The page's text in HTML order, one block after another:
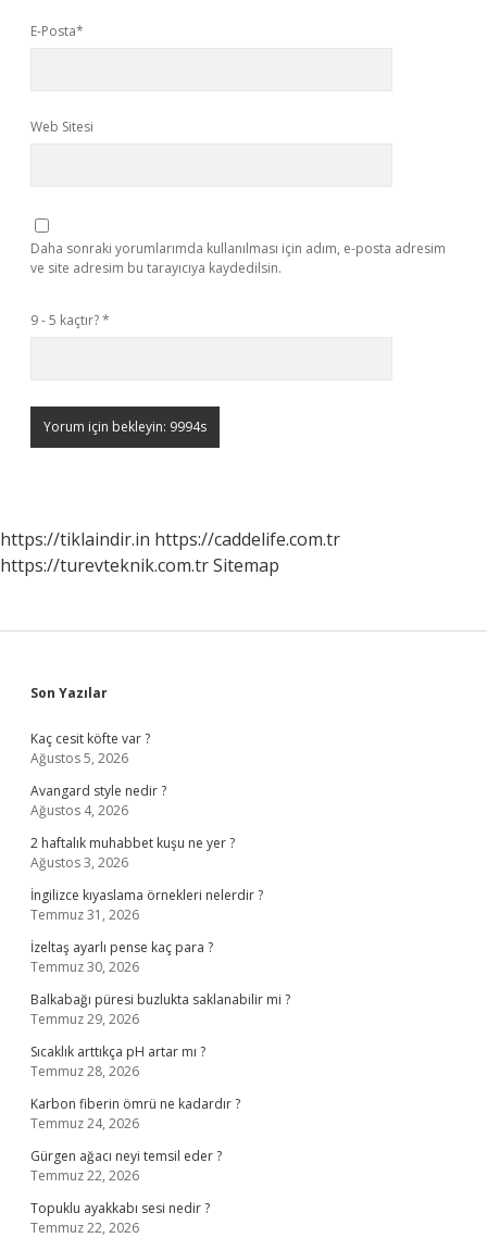
E-Posta*
Web Sitesi
Daha sonraki yorumlarımda kullanılması için adım, e-posta adresim
ve site adresim bu tarayıcıya kaydedilsin.
9 - 5 kaçtır?*
https://tiklaindir.in https://caddelife.com.tr
https://turevteknik.com.trSitemap
Sidebar
Son Yazılar
Kaç cesit köfte var ?
Ağustos 5, 2026
Avangard style nedir ?
Ağustos 4, 2026
2 haftalık muhabbet kuşu ne yer ?
Ağustos 3, 2026
İngilizce kıyaslama örnekleri nelerdir ?
Temmuz 31, 2026
İzeltaş ayarlı pense kaç para ?
Temmuz 30, 2026
Balkabağı püresi buzlukta saklanabilir mi ?
Temmuz 29, 2026
Sıcaklık arttıkça pH artar mı ?
Temmuz 28, 2026
Karbon fiberin ömrü ne kadardır ?
Temmuz 24, 2026
Gürgen ağacı neyi temsil eder ?
Temmuz 22, 2026
Topuklu ayakkabı sesi nedir ?
Temmuz 22, 2026